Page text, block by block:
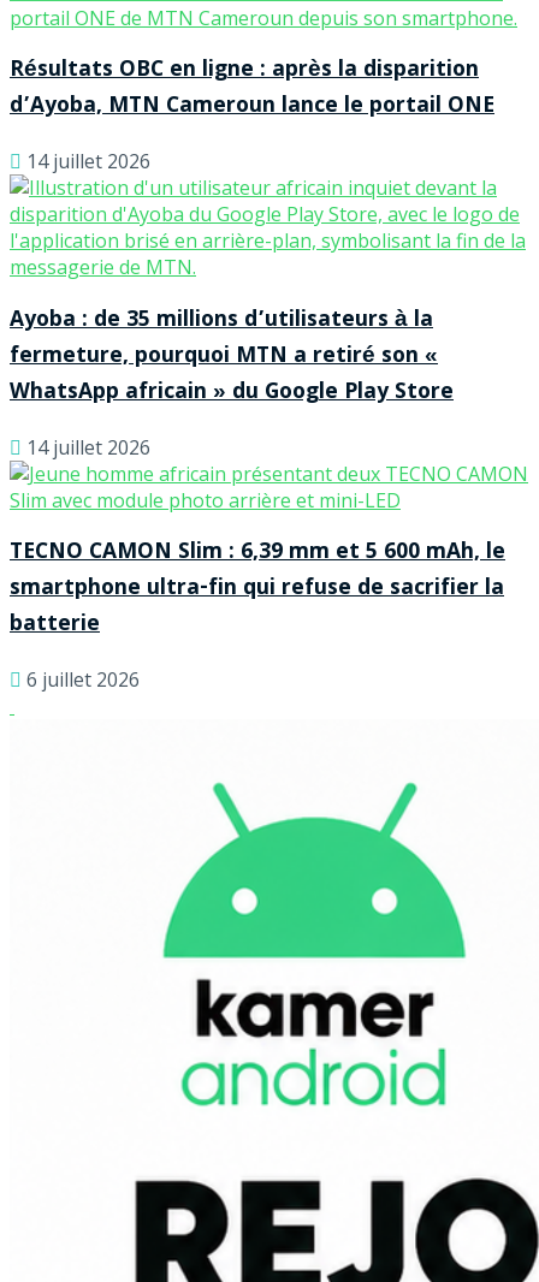
Résultats OBC en ligne : après la disparition
d’Ayoba, MTN Cameroun lance le portail ONE
14 juillet 2026
Ayoba : de 35 millions d’utilisateurs à la
fermeture, pourquoi MTN a retiré son «
WhatsApp africain » du Google Play Store
14 juillet 2026
TECNO CAMON Slim : 6,39 mm et 5 600 mAh, le
smartphone ultra-fin qui refuse de sacrifier la
batterie
6 juillet 2026